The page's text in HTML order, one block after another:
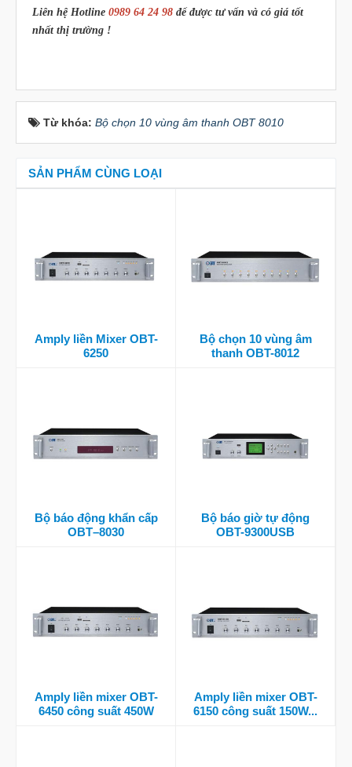
Liên hệ Hotline 0989 64 24 98 để được tư vấn và có giá tốt
nhất thị trường !
Từ khóa: Bộ chọn 10 vùng âm thanh OBT 8010
SẢN PHẨM CÙNG LOẠI
Amply liền Mixer OBT-
6250
Bộ chọn 10 vùng âm
thanh OBT-8012
Bộ báo động khẩn cấp
OBT–8030
Bộ báo giờ tự động
OBT-9300USB
Amply liền mixer OBT-
6450 công suất 450W
Amply liền mixer OBT-
6150 công suất 150W...